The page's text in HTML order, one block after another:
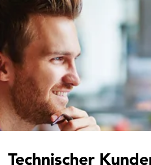
Technischer